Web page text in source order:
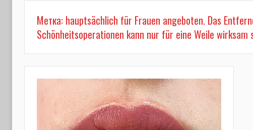
Метка: hauptsächlich für Frauen angeboten. Das
Schönheitsoperationen kann nur für eine Weile wirksam